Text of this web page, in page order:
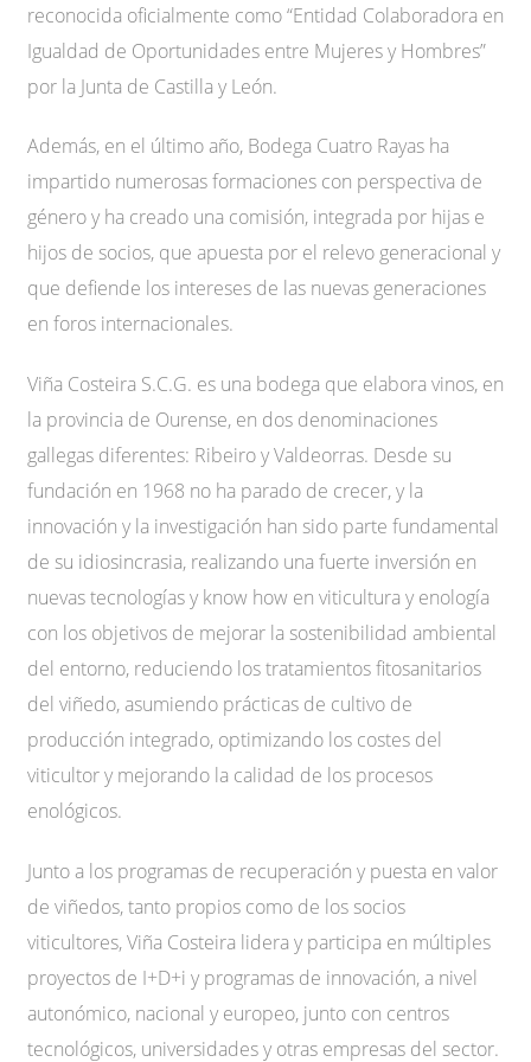
reconocida oficialmente como “Entidad Colaboradora en
Igualdad de Oportunidades entre Mujeres y Hombres”
por la Junta de Castilla y León.
Además, en el último año, Bodega Cuatro Rayas ha
impartido numerosas formaciones con perspectiva de
género y ha creado una comisión, integrada por hijas e
hijos de socios, que apuesta por el relevo generacional y
que defiende los intereses de las nuevas generaciones
en foros internacionales.
Viña Costeira S.C.G. es una bodega que elabora vinos, en
la provincia de Ourense, en dos denominaciones
gallegas diferentes: Ribeiro y Valdeorras. Desde su
fundación en 1968 no ha parado de crecer, y la
innovación y la investigación han sido parte fundamental
de su idiosincrasia, realizando una fuerte inversión en
nuevas tecnologías y know how en viticultura y enología
con los objetivos de mejorar la sostenibilidad ambiental
del entorno, reduciendo los tratamientos fitosanitarios
del viñedo, asumiendo prácticas de cultivo de
producción integrado, optimizando los costes del
viticultor y mejorando la calidad de los procesos
enológicos.
Junto a los programas de recuperación y puesta en valor
de viñedos, tanto propios como de los socios
viticultores, Viña Costeira lidera y participa en múltiples
proyectos de I+D+i y programas de innovación, a nivel
autonómico, nacional y europeo, junto con centros
tecnológicos, universidades y otras empresas del sector.